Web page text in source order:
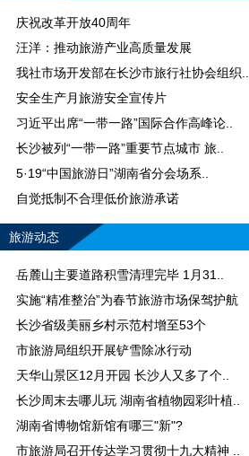
庆祝改革开放40周年
汪洋：推动旅游产业高质量发展
我社市场开发部在长沙市旅行社协会组织..
安全生产月旅游安全宣传片
习近平出席“一带一路”国际合作高峰论..
长沙被列“一带一路”重要节点城市 旅..
5·19“中国旅游日”湖南省分会场系..
自觉抵制不合理低价旅游承诺
旅游动态
岳麓山主要道路积雪清理完毕 1月31..
实施“精准整治”为春节旅游市场保驾护航
长沙省级美丽乡村示范村增至53个
市旅游局组织开展铲雪除冰行动
天华山景区12月开园 长沙人又多了个..
长沙周末去哪儿玩 湖南省植物园彩叶植..
湖南省博物馆新馆有哪三"新"?
市旅游局召开传达学习贯彻十九大精神 ..